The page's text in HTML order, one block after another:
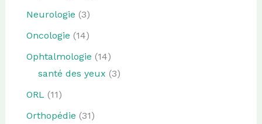
Neurologie (3)
Oncologie (14)
Ophtalmologie (14)
santé des yeux (3)
ORL (11)
Orthopédie (31)